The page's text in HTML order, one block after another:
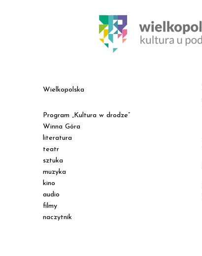
Wielkopolska
Program „Kultura w drodze”
Winna Góra
literatura
teatr
sztuka
muzyka
kino
audio
filmy
naczytnik